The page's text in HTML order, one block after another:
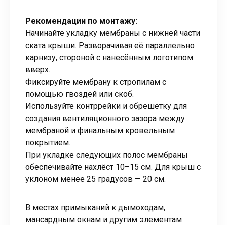
Рекомендации по монтажу:
Начинайте укладку мембраны с нижней части
ската крыши. Разворачивая её параллельно
карнизу, стороной с нанесённым логотипом
вверх.
Фиксируйте мембрану к стропилам с
помощью гвоздей или скоб.
Используйте контррейки и обрешётку для
создания вентиляционного зазора между
мембраной и финальным кровельным
покрытием.
При укладке следующих полос мембраны
обеспечивайте нахлёст 10–15 см. Для крыш с
уклоном менее 25 градусов — 20 см.
В местах примыканий к дымоходам,
мансардным окнам и другим элементам